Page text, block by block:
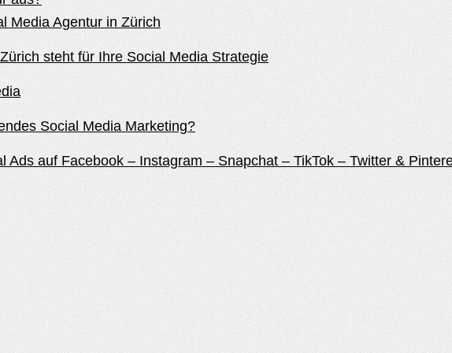
Media Agentur in Zürich
steht für Ihre Social Media Strategie
Social Media Marketing?
Ads auf Facebook – Instagram – Snapchat – TikTok – Twitter &